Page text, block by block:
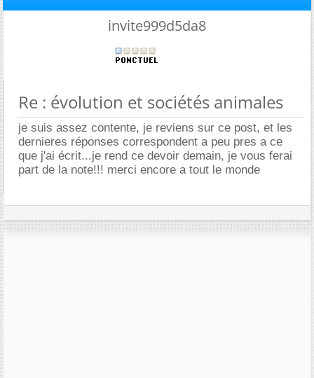
invite999d5da8
Re : évolution et sociétés animales
je suis assez contente, je reviens sur ce post, et les
dernieres réponses correspondent a peu pres a ce
que j'ai écrit...je rend ce devoir demain, je vous ferai
part de la note!!! merci encore a tout le monde